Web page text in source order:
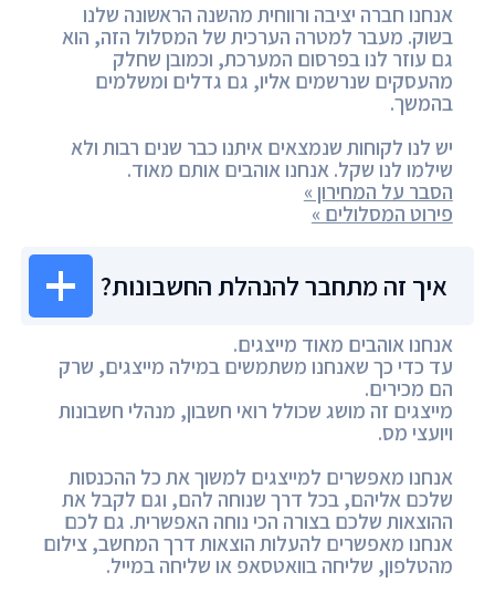
אנחנו חברה יציבה ורווחית מהשנה הראשונה שלנו
בשוק. מעבר למטרה הערכית של המסלול הזה, הוא
גם עוזר לנו בפרסום המערכת, וכמובן שחלק
מהעסקים שנרשמים אליו, גם גדלים ומשלמים
בהמשך.
יש לנו לקוחות שנמצאים איתנו כבר שנים רבות ולא
שילמו לנו שקל. אנחנו אוהבים אותם מאוד.
הסבר על המחירון »
פירוט המסלולים »
איך זה מתחבר להנהלת החשבונות?
אנחנו אוהבים מאוד מייצגים.
עד כדי כך שאנחנו משתמשים במילה מייצגים, שרק
הם מכירים.
מייצגים זה מושג שכולל רואי חשבון, מנהלי חשבונות
ויועצי מס.
אנחנו מאפשרים למייצגים למשוך את כל ההכנסות
שלכם אליהם, בכל דרך שנוחה להם, וגם לקבל את
ההוצאות שלכם בצורה הכי נוחה האפשרית. גם לכם
אנחנו מאפשרים להעלות הוצאות דרך המחשב, צילום
מהטלפון, שליחה בוואטסאפ או שליחה במייל.